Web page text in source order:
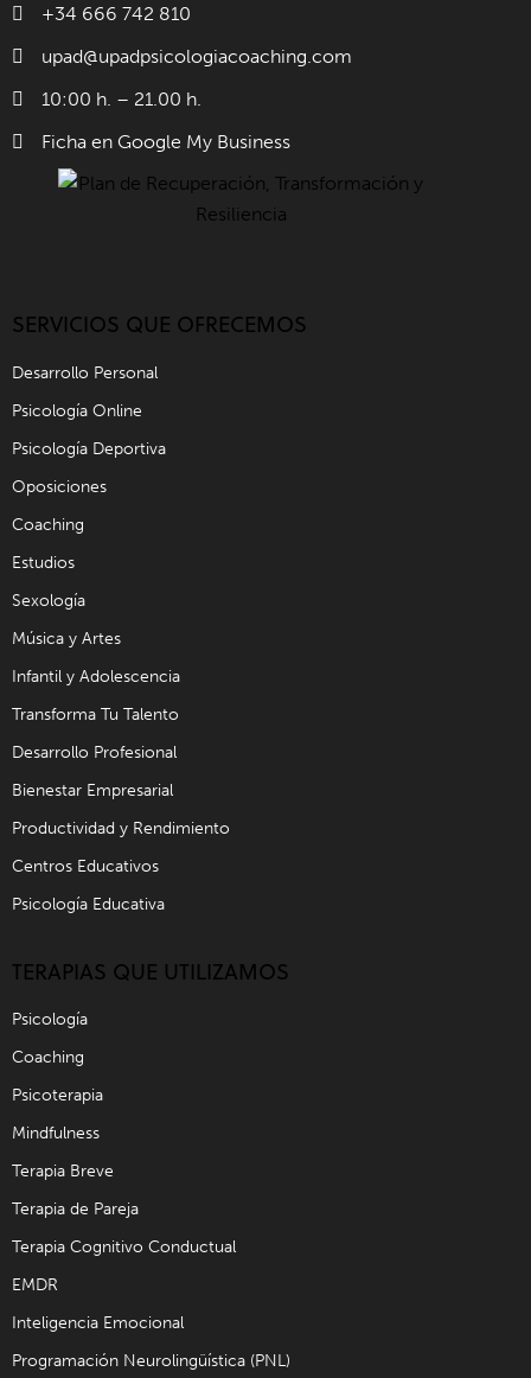
+34 666 742 810
upad@upadpsicologiacoaching.com
10:00 h. – 21.00 h.
Ficha en Google My Business
SERVICIOS QUE OFRECEMOS
Desarrollo Personal
Psicología Online
Psicología Deportiva
Oposiciones
Coaching
Estudios
Sexología
Música y Artes
Infantil y Adolescencia
Transforma Tu Talento
Desarrollo Profesional
Bienestar Empresarial
Productividad y Rendimiento
Centros Educativos
Psicología Educativa
TERAPIAS QUE UTILIZAMOS
Psicología
Coaching
Psicoterapia
Mindfulness
Terapia Breve
Terapia de Pareja
Terapia Cognitivo Conductual
EMDR
Inteligencia Emocional
Programación Neurolingüística (PNL)